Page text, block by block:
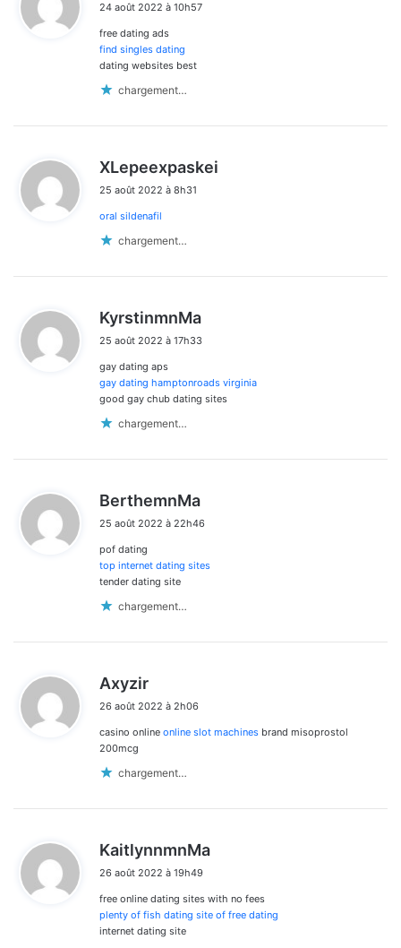
t
24 août 2022 à 10h57
free dating ads
find singles dating
dating websites best
chargement…
XLepeexpaskei
25 août 2022 à 8h31
oral sildenafil
chargement…
KyrstinmnMa
t
:
25 août 2022 à 17h33
gay dating aps
gay dating hamptonroads virginia
good gay chub dating sites
chargement…
BerthemnMa
t
:
25 août 2022 à 22h46
pof dating
top internet dating sites
tender dating site
chargement…
Axyzir
t
26 août 2022 à 2h06
casino online online slot machines brand misoprostol
200mcg
chargement…
KaitlynnmnMa
:
26 août 2022 à 19h49
free online dating sites with no fees
plenty of fish dating site of free dating
internet dating site